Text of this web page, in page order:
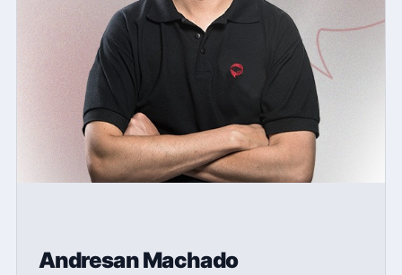
Andresan Machado